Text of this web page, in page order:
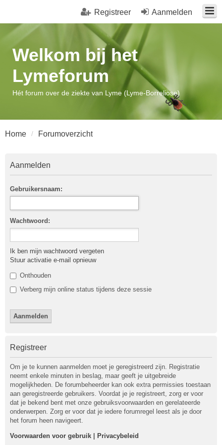
Aanmelden
Registreer
Welkom bij het
Lymeforum
Hét forum over de ziekte van Lyme (Lyme-Borreliose)
Home Forumoverzicht
Aanmelden
Gebruikersnaam:
Wachtwoord:
Ik ben mijn wachtwoord vergeten
Stuur activatie e-mail opnieuw
Onthouden
Verberg mijn online status tijdens deze sessie
Registreer
Om je te kunnen aanmelden moet je geregistreerd zijn. Registratie
neemt enkele minuten in beslag, maar geeft je uitgebreide
mogelijkheden. De forumbeheerder kan ook extra permissies toestaan
aan geregistreerde gebruikers. Voordat je je registreert, zorg er voor
dat je bekend bent met onze gebruiksvoorwaarden en gerelateerde
onderwerpen. Zorg er voor dat je iedere forumregel leest als je door
het forum heen navigeert.
Voorwaarden voor gebruik Privacybeleid